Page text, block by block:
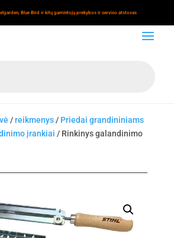
Blue Bird ir kitų gamintojų prekybos ir serviso atstovas
/reikmenys/ Priedai grandininiams
įrankiai / Rinkinys galandinimo